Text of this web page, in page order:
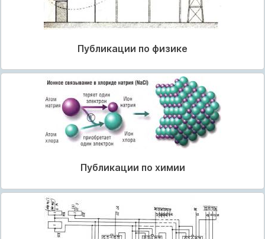
Публикации по физике
Публикации по химии